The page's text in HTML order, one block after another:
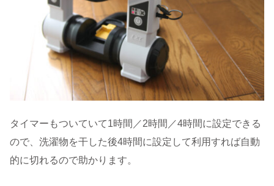
タイマーもついていて1時間／2時間／4時間に設定できる
ので、洗濯物を干した後4時間に設定して利用すれば自動
的に切れるので助かります。